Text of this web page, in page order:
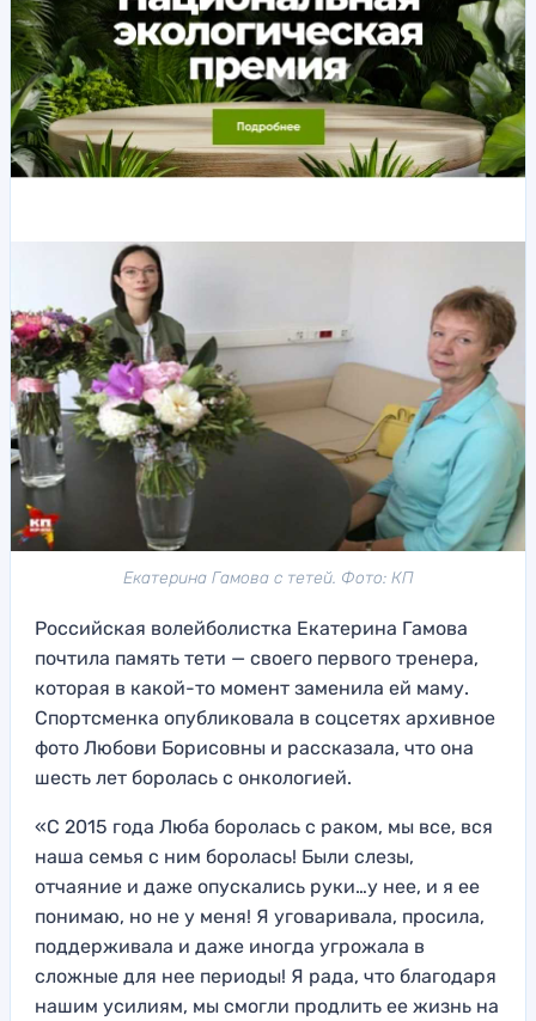
Екатерина Гамова с тетей. Фото: КП
Российская волейболистка Екатерина Гамова
почтила память тети — своего первого тренера,
которая в какой-то момент заменила ей маму.
Спортсменка опубликовала в соцсетях архивное
фото Любови Борисовны и рассказала, что она
шесть лет боролась с онкологией.
«С 2015 года Люба боролась с раком, мы все, вся
наша семья с ним боролась! Были слезы,
отчаяние и даже опускались руки…у нее, и я ее
понимаю, но не у меня! Я уговаривала, просила,
поддерживала и даже иногда угрожала в
сложные для нее периоды! Я рада, что благодаря
нашим усилиям, мы смогли продлить ее жизнь на